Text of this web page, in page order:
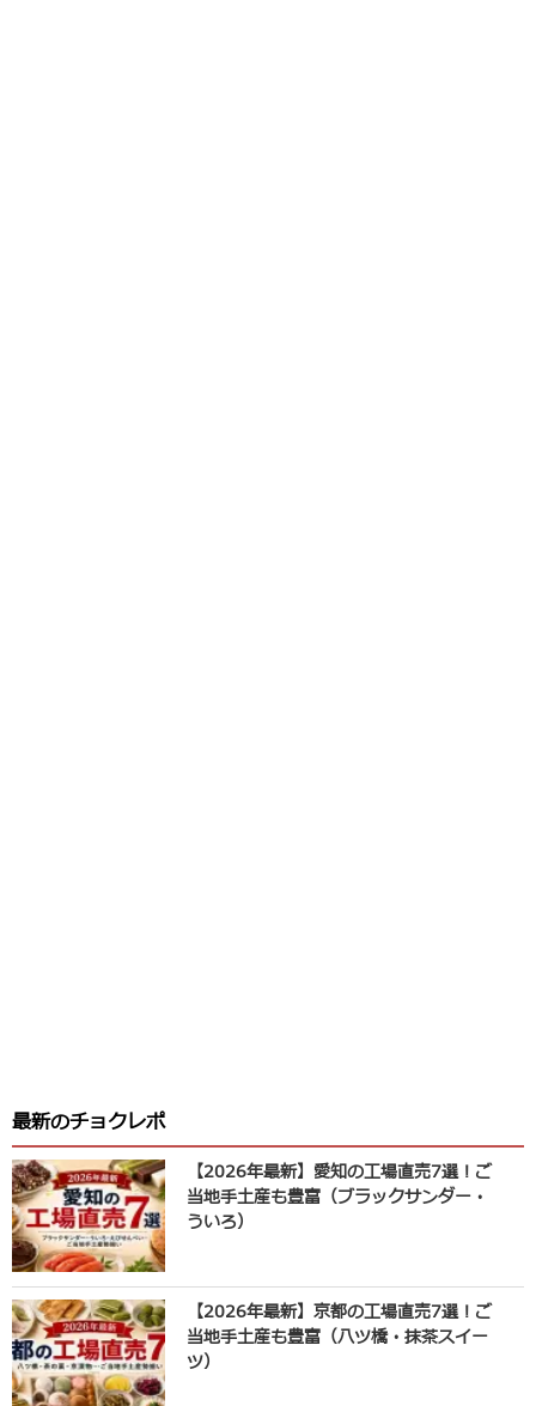
最新のチョクレポ
【2026年最新】愛知の工場直売7選！ご
当地手土産も豊富（ブラックサンダー・
ういろ）
【2026年最新】京都の工場直売7選！ご
当地手土産も豊富（八ツ橋・抹茶スイー
ツ）